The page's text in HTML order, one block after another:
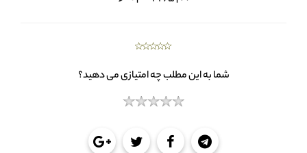
شما به این مطلب چه امتیازی می دهید؟